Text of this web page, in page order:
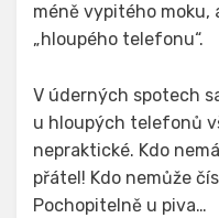
méně vypitého moku,
„hloupého telefonu“.
V úderných spotech
u hloupých telefonů
nepraktické. Kdo
přátel! Kdo nemůže
Pochopitelně u piva…